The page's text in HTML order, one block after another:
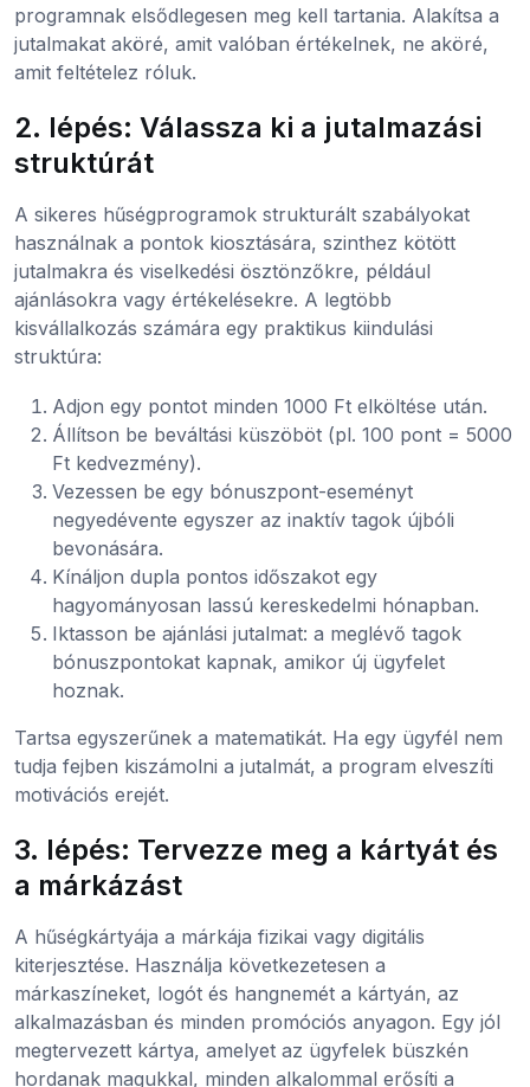
programnak elsődlegesen meg kell tartania. Alakítsa a
jutalmakat aköré, amit valóban értékelnek, ne aköré,
amit feltételez róluk.
2. lépés: Válassza ki a jutalmazási
struktúrát
A sikeres hűségprogramok strukturált szabályokat
használnak a pontok kiosztására, szinthez kötött
jutalmakra és viselkedési ösztönzőkre, például
ajánlásokra vagy értékelésekre. A legtöbb
kisvállalkozás számára egy praktikus kiindulási
struktúra:
Adjon egy pontot minden 1000 Ft elköltése után.
Állítson be beváltási küszöböt (pl. 100 pont = 5000
Ft kedvezmény).
Vezessen be egy bónuszpont-eseményt
negyedévente egyszer az inaktív tagok újbóli
bevonására.
Kínáljon dupla pontos időszakot egy
hagyományosan lassú kereskedelmi hónapban.
Iktasson be ajánlási jutalmat: a meglévő tagok
bónuszpontokat kapnak, amikor új ügyfelet
hoznak.
Tartsa egyszerűnek a matematikát. Ha egy ügyfél nem
tudja fejben kiszámolni a jutalmát, a program elveszíti
motivációs erejét.
3. lépés: Tervezze meg a kártyát és
a márkázást
A hűségkártyája a márkája fizikai vagy digitális
kiterjesztése. Használja következetesen a
márkaszíneket, logót és hangnemét a kártyán, az
alkalmazásban és minden promóciós anyagon. Egy jól
megtervezett kártya, amelyet az ügyfelek büszkén
hordanak magukkal, minden alkalommal erősíti a